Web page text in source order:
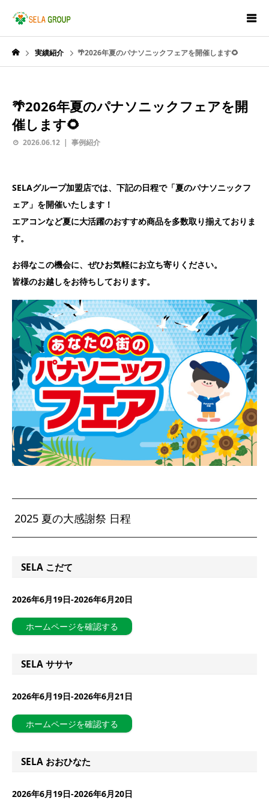
実績紹介 🌴2026年夏のパナソニックフェアを開催します🌻
🌴2026年夏のパナソニックフェアを開
催します🌻
2026.06.12 事例紹介
SELAグループ加盟店では、下記の日程で「夏のパナソニックフ
ェア」を開催いたします！
エアコンなど夏に大活躍のおすすめ商品を多数取り揃えておりま
す。
お得なこの機会に、ぜひお気軽にお立ち寄りください。
皆様のお越しをお待ちしております。
2025 夏の大感謝祭 日程
SELA こだて
2026年6月19日-2026年6月20日
ホームページを確認する
SELA ササヤ
2026年6月19日-2026年6月21日
ホームページを確認する
SELA おおひなた
2026年6月19日-2026年6月20日